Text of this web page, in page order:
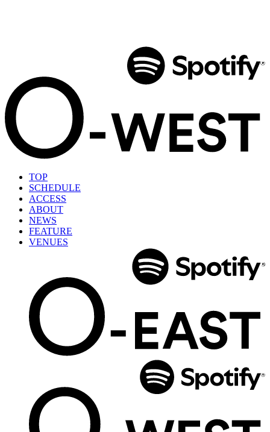
TOP
SCHEDULE
ACCESS
ABOUT
NEWS
FEATURE
VENUES